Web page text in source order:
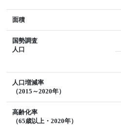
面積
国勢調査
人口
人口増減率
（2015～2020年）
高齢化率
（65歳以上・2020年）